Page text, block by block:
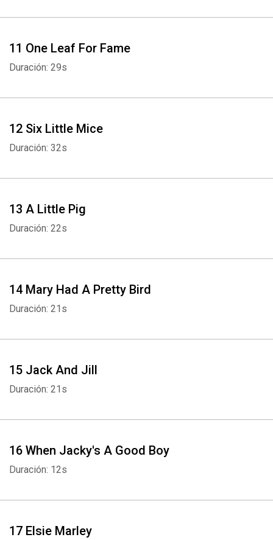
11 One Leaf For Fame
Duración: 29s
12 Six Little Mice
Duración: 32s
13 A Little Pig
Duración: 22s
14 Mary Had A Pretty Bird
Duración: 21s
15 Jack And Jill
Duración: 21s
16 When Jacky's A Good Boy
Duración: 12s
17 Elsie Marley